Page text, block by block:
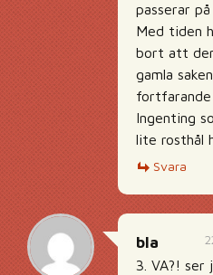
passerar
Med tiden
bort att
gamla
Ingenting
lite rosthål
Svara
bla
3. VA?! ser